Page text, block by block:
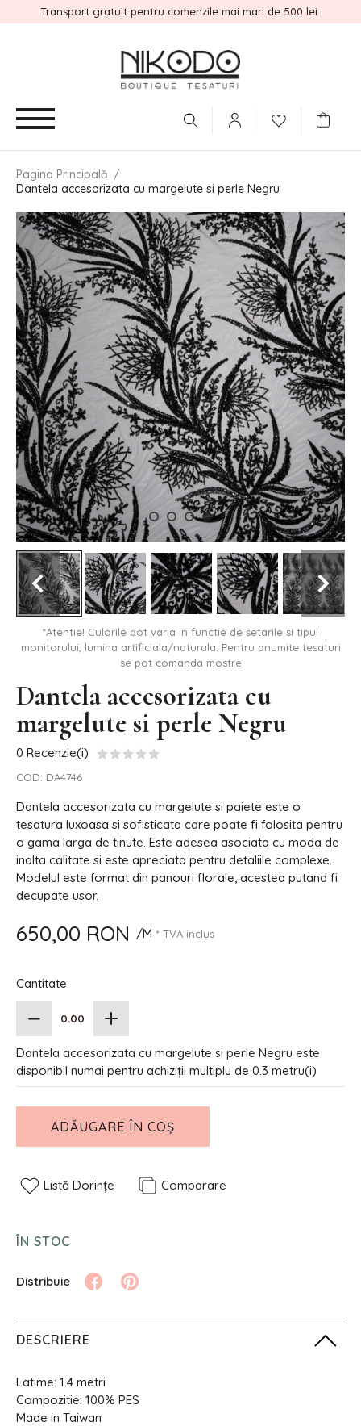
Transport gratuit pentru comenzile mai mari de 500 lei
Pagina Principală /
Dantela accesorizata cu margelute si perle Negru
*Atentie! Culorile pot varia in functie de setarile si tipul
monitorului, lumina artificiala/naturala. Pentru anumite tesaturi
se pot comanda mostre
Dantela accesorizata cu
margelute si perle Negru
0 Recenzie(i)
COD: DA4746
Dantela accesorizata cu margelute si paiete este o
tesatura luxoasa si sofisticata care poate fi folosita pentru
o gama larga de tinute. Este adesea asociata cu moda de
inalta calitate si este apreciata pentru detaliile complexe.
Modelul este format din panouri florale, acestea putand fi
decupate usor.
650,00 RON /M * TVA inclus
Cantitate:
Dantela accesorizata cu margelute si perle Negru este
disponibil numai pentru achiziții multiplu de 0.3 metru(i)
ADĂUGARE ÎN COȘ
Listă Dorințe Comparare
ÎN STOC
DESCRIERE
Latime: 1.4 metri
Compozitie: 100% PES
Made in Taiwan